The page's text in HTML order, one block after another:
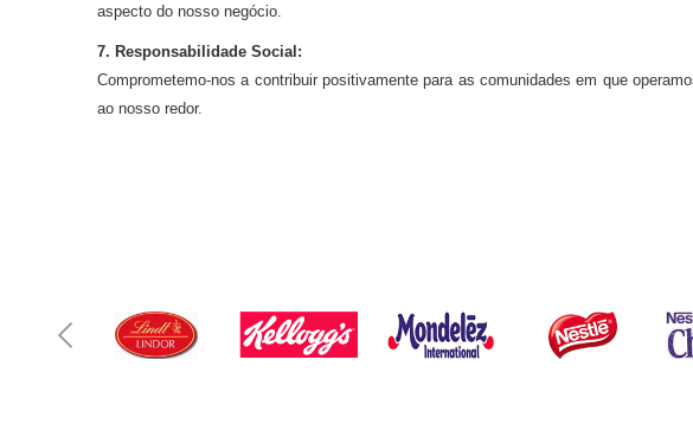
aspecto do nosso negócio.
7. Responsabilidade Social:
Comprometemo-nos a contribuir positivamente para as comunidades em que
ao nosso redor.